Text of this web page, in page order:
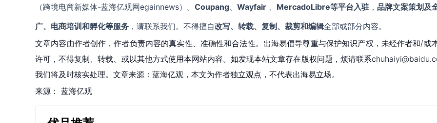
（跨境电商新媒体-蓝海亿观网egainnews）。 Coupang、 Wayfair 、 MercadoLibre等平台入驻 ， 品牌文案策划及
广、电商培训和孵化等服务 ，请联系我们。不得擅自改写、转载、复制、裁剪和编辑全部或部分内容。
文章内容由作者创作，作者负责内容的真实性、准确性和合法性。出海易倡导尊重与保护知识产权，未经作者和/或
许可，不得复制、转载、或以其他方式使用本网站内容。如发现本站文章存在版权问题，烦请联系
我们将及时核实处理。文章来源：蓝海亿观，本文为作者独立观点，不代表出海易立场。
来源： 蓝海亿观